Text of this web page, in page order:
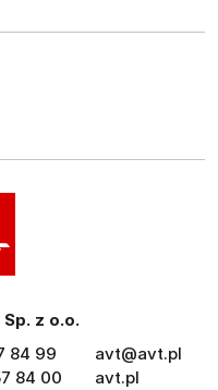
z o.o.
84 99
84 00
avt@avt.pl
avt.pl